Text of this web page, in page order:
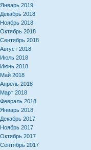
Январь 2019
Декабрь 2018
Ноябрь 2018
Октябрь 2018
Сентябрь 2018
Август 2018
Июль 2018
Июнь 2018
Май 2018
Апрель 2018
Март 2018
Февраль 2018
Январь 2018
Декабрь 2017
Ноябрь 2017
Октябрь 2017
Сентябрь 2017